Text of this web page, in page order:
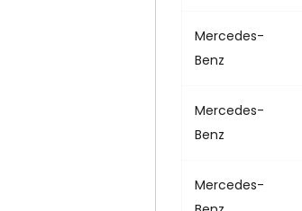
Mercedes-
Benz
Mercedes-
Benz
Mercedes-